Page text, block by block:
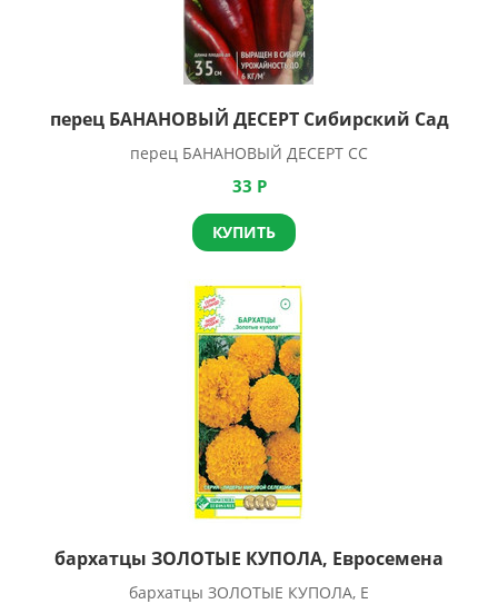
перец БАНАНОВЫЙ ДЕСЕРТ Сибирский Сад
перец БАНАНОВЫЙ ДЕСЕРТ СС
33 Р
КУПИТЬ
бархатцы ЗОЛОТЫЕ КУПОЛА, Евросемена
бархатцы ЗОЛОТЫЕ КУПОЛА, Е